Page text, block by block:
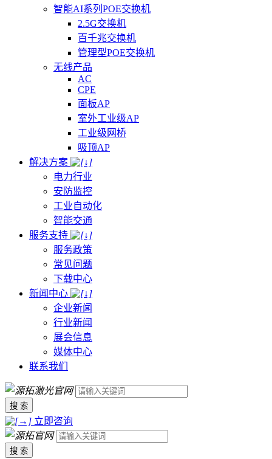
智能AI系列POE交换机
2.5G交换机
百千兆交换机
管理型POE交换机
无线产品
AC
CPE
面板AP
室外工业级AP
工业级网桥
吸顶AP
解决方案
电力行业
安防监控
工业自动化
智能交通
服务支持
服务政策
常见问题
下载中心
新闻中心
企业新闻
行业新闻
展会信息
媒体中心
联系我们
搜 索
立即咨询
搜 索